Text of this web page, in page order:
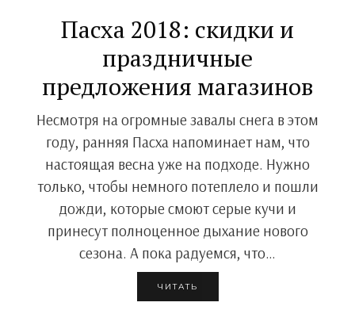
Пасха 2018: скидки и
праздничные
предложения магазинов
Несмотря на огромные завалы снега в этом
году, ранняя Пасха напоминает нам, что
настоящая весна уже на подходе. Нужно
только, чтобы немного потеплело и пошли
дожди, которые смоют серые кучи и
принесут полноценное дыхание нового
сезона. А пока радуемся, что…
ЧИТАТЬ